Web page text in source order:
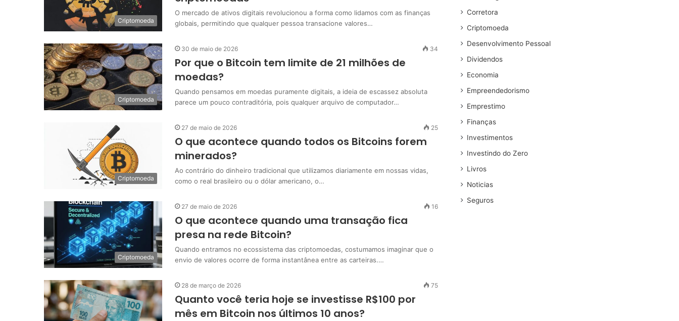
Criptomoeda
O mercado de ativos digitais revolucionou a forma como lidamos com as finanças
globais, permitindo que qualquer pessoa transacione valores…
Criptomoeda
30 de maio de 2026 34
Por que o Bitcoin tem limite de 21 milhões de
moedas?
Quando pensamos em moedas puramente digitais, a ideia de escassez absoluta
parece um pouco contraditória, pois qualquer arquivo de computador…
Criptomoeda
27 de maio de 2026 25
O que acontece quando todos os Bitcoins forem
minerados?
Ao contrário do dinheiro tradicional que utilizamos diariamente em nossas vidas,
como o real brasileiro ou o dólar americano, o…
Criptomoeda
27 de maio de 2026 16
O que acontece quando uma transação fica
presa na rede Bitcoin?
Quando entramos no ecossistema das criptomoedas, costumamos imaginar que o
envio de valores ocorre de forma instantânea entre as carteiras.…
28 de março de 2026 75
Quanto você teria hoje se investisse R$100 por
mês em Bitcoin nos últimos 10 anos?
Corretora
Criptomoeda
Desenvolvimento Pessoal
Dividendos
Economia
Empreendedorismo
Emprestimo
Finanças
Investimentos
Investindo do Zero
Livros
Noticias
Seguros